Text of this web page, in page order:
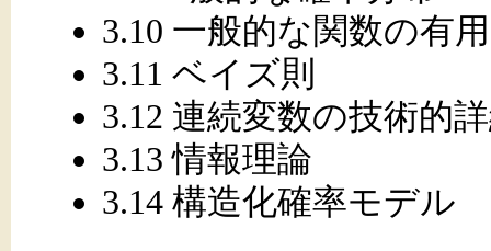
3.10 一般的な関数の有
3.11 ベイズ則
3.12 連続変数の技術的
3.13 情報理論
3.14 構造化確率モデル